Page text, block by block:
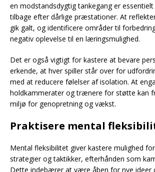
en modstandsdygtig tankegang er
tilbage efter dårlige præstationer. At
gik galt, og identificere områder til
negativ oplevelse til en læringsmulighed.
Det er også vigtigt for kastere at bevare
erkende, at hver spiller står over for
med at reducere følelser af isolation. At
holdkammerater og trænere for støtte kan
miljø for genopretning og vækst.
Praktisere mental
Mental fleksibilitet giver kastere mulighed
strategier og taktikker, efterhånden som
Dette indebærer at være åben for nye ideer